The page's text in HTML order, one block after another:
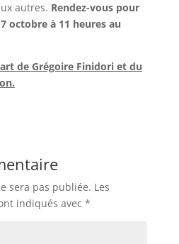
autres. Rendez-vous pour
octobre à 11 heures au
de Grégoire Finidori et du
sera pas publiée. Les
indiqués avec *